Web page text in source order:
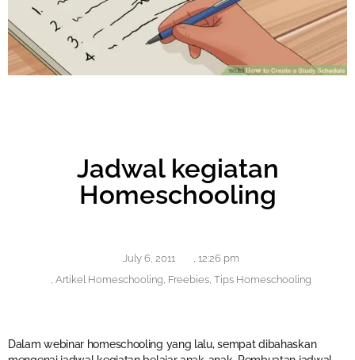
Jadwal kegiatan
Homeschooling
July 6, 2011 , 12:26 pm
, Artikel Homeschooling, Freebies, Tips Homeschooling
Dalam webinar homeschooling yang lalu, sempat dibahaskan